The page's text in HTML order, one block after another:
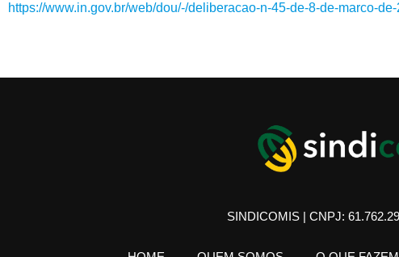
https://www.in.gov.br/web/dou/-/deliberacao-n-45-de-8-de-marco-
SINDICOMIS | CNPJ: